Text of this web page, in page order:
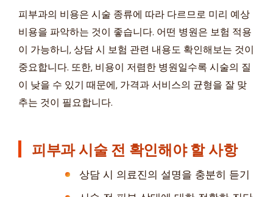
피부과의 비용은 시술 종류에 따라 다르므로 미리 예상
비용을 파악하는 것이 좋습니다. 어떤 병원은 보험 적용
이 가능하니, 상담 시 보험 관련 내용도 확인해보는 것이
중요합니다. 또한, 비용이 저렴한 병원일수록 시술의 질
이 낮을 수 있기 때문에, 가격과 서비스의 균형을 잘 맞
추는 것이 필요합니다.
피부과 시술 전 확인해야 할 사항
상담 시 의료진의 설명을 충분히 듣기